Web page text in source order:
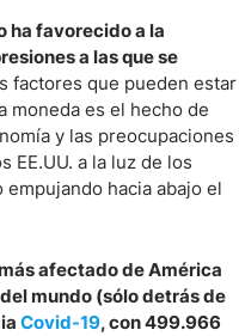
ha favorecido a la
a las que se
factores que pueden estar
moneda es el hecho de
y las preocupaciones
EE.UU. a la luz de los
hacia abajo el
afectado de América
mundo (sólo detrás de
Covid-19, con 499.966